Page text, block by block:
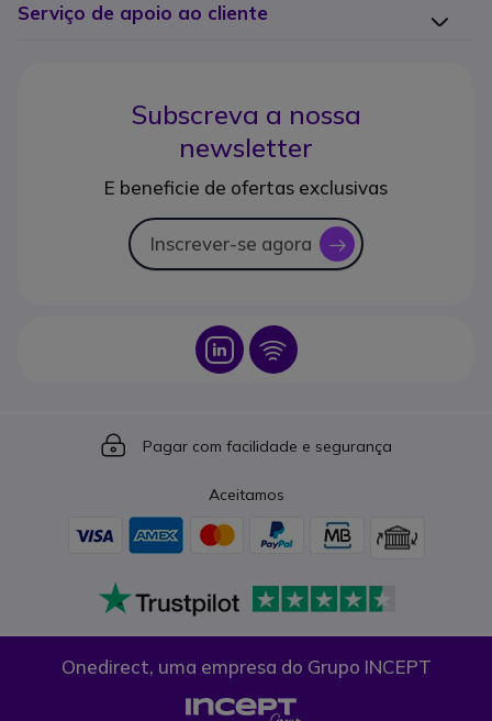
Serviço de apoio ao cliente
Subscreva a nossa
newsletter
E beneficie de ofertas exclusivas
Inscrever-se agora icon
Icon Icon
Icon
Pagar com facilidade e segurança
Aceitamos
Onedirect, uma empresa do Grupo INCEPT